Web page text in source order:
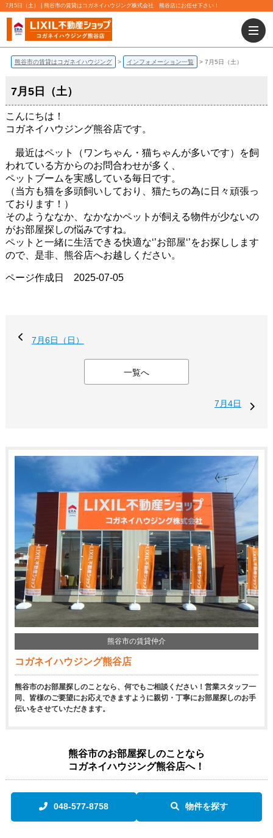
7月5日（土） | 熊谷市の賃貸はコガネイハウジング株式会社 熊谷店にお任せ下さい！
熊谷市の賃貸はコガネイハウジング インフォメーション一覧 7月5日（土）
7月5日（土）
こんにちは！
コガネイハウジング熊谷店です。
最近はペット（ワンちゃん・猫ちゃんが多いです）を飼
われている方からのお問合わせが多く、
ペットブームを実感している毎日です。
（当方も猫を多頭飼いしており、猫たちの為に日々頑張っ
ております！）
そのようななか、なかなかペットが飼える物件が少ないの
がお部屋探しの悩みですね。
ペットと一緒に生活できる快適な‘’お部屋‘’をお探しします
ので、是非、熊谷店へお越しください。
ページ作成日 2025-07-05
7月6日（日）
一覧へ
7月4日
熊谷市の賃貸仲介
コガネイハウジング熊谷店
熊谷市のお部屋探しのことなら、何でもご相談ください！営業スタッフ一
同、皆様のご要望にお応えできますように親切・丁寧にお部屋探しのお手
伝いをさせていただきます。
熊谷市のお部屋探しのことなら
コガネイハウジング熊谷店へ！
048-577-8758 物件を探す